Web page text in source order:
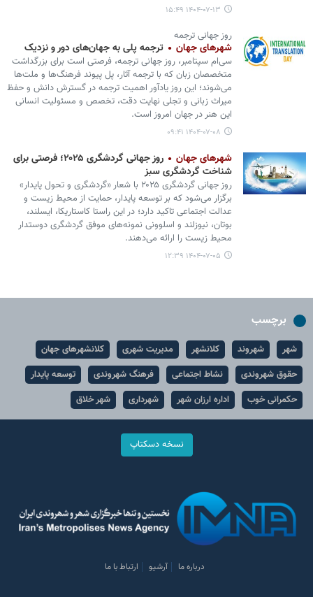
۱۴۰۴-۰۷-۱۳ ۱۵:۴۹
روز جهانی ترجمه
شهرهای جهان ترجمه پلی به جهان‌های دور و نزدیک
سی‌ام سپتامبر، روز جهانی ترجمه، فرصتی است برای بزرگداشت
متخصصان زبان که با ترجمه آثار، پل پیوند فرهنگ‌ها و ملت‌ها
می‌شوند؛ این روز یادآور اهمیت ترجمه در گسترش دانش و حفظ
میراث زبانی و تجلی نهایت دقت، تخصص و مسئولیت انسانی
این هنر در جهان امروز است.
۱۴۰۴-۰۷-۰۸ ۰۹:۴۱
شهرهای جهان
روز جهانی گردشگری ۲۰۲۵؛ فرصتی برای
شناخت گردشگری سبز
روز جهانی گردشگری ۲۰۲۵ با شعار «گردشگری و تحول پایدار»
برگزار می‌شود که بر توسعه پایدار، حمایت از محیط زیست و
عدالت اجتماعی تاکید دارد؛ در این راستا کاستاریکا، ایسلند،
بوتان، نیوزلند و اسلوونی نمونه‌های موفق گردشگری دوستدار
محیط زیست را ارائه می‌دهند.
۱۴۰۴-۰۷-۰۵ ۱۲:۳۹
برچسب
شهر شهروند کلانشهر مدیریت شهری
کلانشهرهای جهان
حقوق شهروندی
نشاط اجتماعی فرهنگ شهروندی
توسعه پایدار
حکمرانی خوب
اداره ارزان شهر شهرداری شهر خلاق
نسخه دسکتاپ
درباره ما آرشیو ارتباط با ما